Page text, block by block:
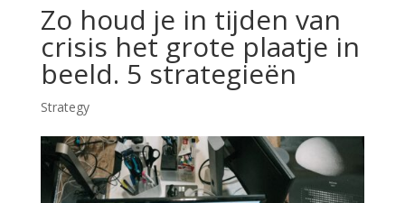
Zo houd je in tijden van
crisis het grote plaatje in
beeld. 5 strategieën
Strategy